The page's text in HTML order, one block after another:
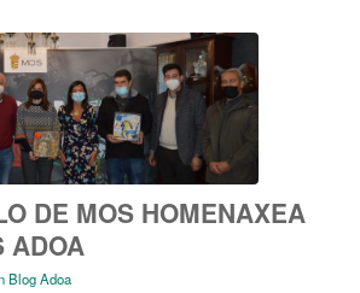
DE MOS HOMENAXEA
ADOA
Blog Adoa